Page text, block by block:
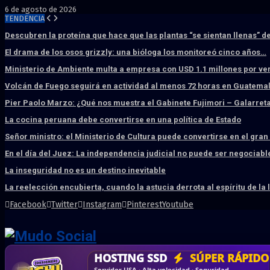
6 de agosto de 2026
TENDENCIA
Descubren la proteína que hace que las plantas “se sientan llenas”
El drama de los osos grizzly: una bióloga los monitoreó cinco años…
Ministerio de Ambiente multa a empresa con USD 1.1 millones por
Volcán de Fuego seguirá en actividad al menos 72 horas en
Pier Paolo Marzo: ¿Qué nos muestra el Gabinete Fujimori –
La cocina peruana debe convertirse en una política de Estado
Señor ministro: el Ministerio de Cultura puede convertirse en el
En el día del Juez: La independencia judicial no puede ser
La inseguridad no es un destino inevitable
La reelección encubierta, cuando la astucia derrota al espíritu de la
Facebook Twitter Instagram PinterestYoutube
HOSTING SSD SÚPER RÁPIDO
DISEÑO WEB PROFESIONAL
CRM & DASHBOARD A MEDIDA
CORREO CORPORATIVO